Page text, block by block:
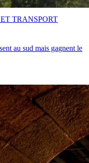
au sud mais gagnent le
TRANSPORT